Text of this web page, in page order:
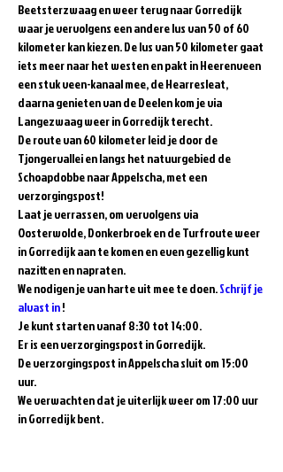
Beetsterzwaag en weer terug naar Gorredijk
waar je vervolgens een andere lus van 50 of 60
kilometer kan kiezen. De lus van 50 kilometer gaat
iets meer naar het westen en pakt in Heerenveen
een stuk veen-kanaal mee, de Hearresleat,
daarna genieten van de Deelen kom je via
Langezwaag weer in Gorredijk terecht.
De route van 60 kilometer leid je door de
Tjongervallei en langs het natuurgebied de
Schoapdobbe naar Appelscha, met een
verzorgingspost!
Laat je verrassen, om vervolgens via
Oosterwolde, Donkerbroek en de Turfroute weer
in Gorredijk aan te komen en even gezellig kunt
nazitten en napraten.
We nodigen je van harte uit mee te doen. Schrijf je
alvast in !
Je kunt starten vanaf 8:30 tot 14:00.
Er is een verzorgingspost in Gorredijk.
De verzorgingspost in Appelscha sluit om 15:00
uur.
We verwachten dat je uiterlijk weer om 17:00 uur
in Gorredijk bent.